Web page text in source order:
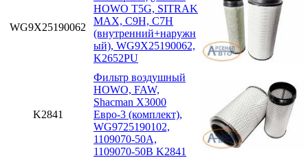
WG9X25190062
HOWO T5G, SITRAK
MAX, C9H, C7H
(внутренний+наружн
ый), WG9X25190062,
K2652PU
K2841
Фильтр воздушный
HOWO, FAW,
Shacman X3000
Евро-3 (комплект),
WG9725190102,
1109070-50A,
1109070-50B K2841